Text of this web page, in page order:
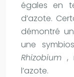
égales en
d’azote.
démontré
une
Rhizobium ,
l’azote.